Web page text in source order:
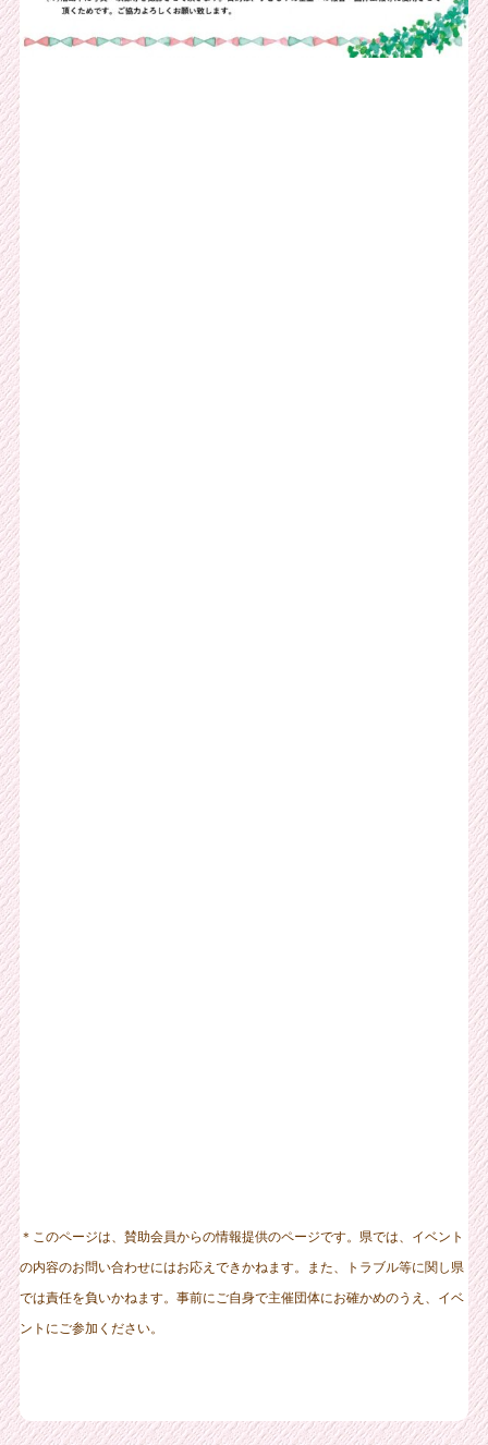
＊ このページは、賛助会員からの情報提供のページです。県では、イベント
の内容のお問い合わせにはお応えできかねます。また、トラブル等に関し県
では責任を負いかねます。事前にご自身で主催団体にお確かめのうえ、イベ
ントにご参加ください。